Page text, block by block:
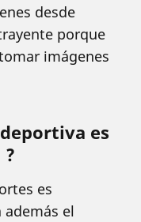
desde
porque
imágenes
es
es
el